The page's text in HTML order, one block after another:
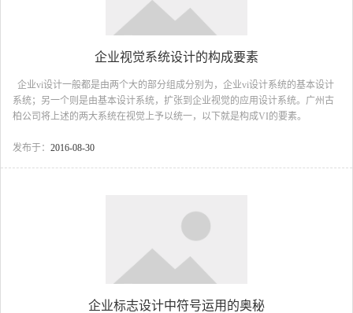
企业视觉系统设计的构成要素
企业vi设计一般都是由两个大的部分组成分别为，企业vi设计系统的基本设计
系统；另一个则是由基本设计系统，扩张到企业视觉的应用设计系统。广州古
柏公司将上述的两大系统在视觉上予以统一，以下就是构成VI的要素。
图形标志、字体标志或由两者组合。近年来，因为字体本身具有说明性，已有
发布于： 2016-08-30
企业标志设计中符号运用的奥秘